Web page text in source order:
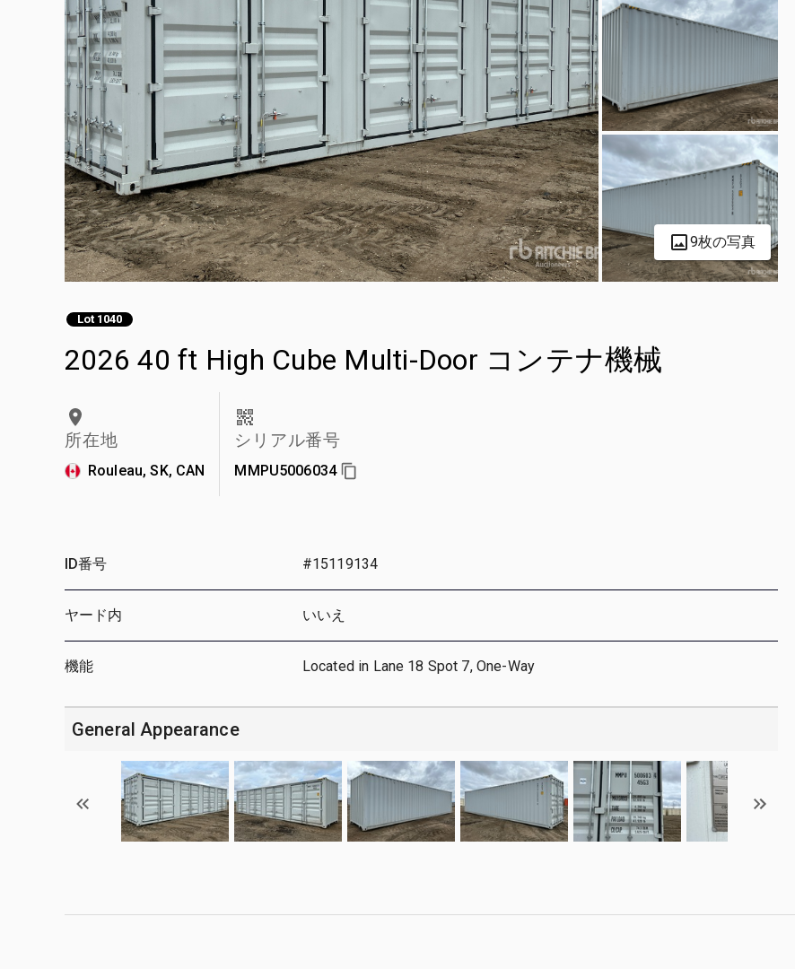
9枚の写真
Lot 1040
2026 40 ft High Cube Multi-Door コンテナ機械
所在地
Rouleau, SK, CAN
シリアル番号
MMPU5006034
ID番号 #15119134
ヤード内 いいえ
機能 Located in Lane 18 Spot 7, One-Way
General Appearance